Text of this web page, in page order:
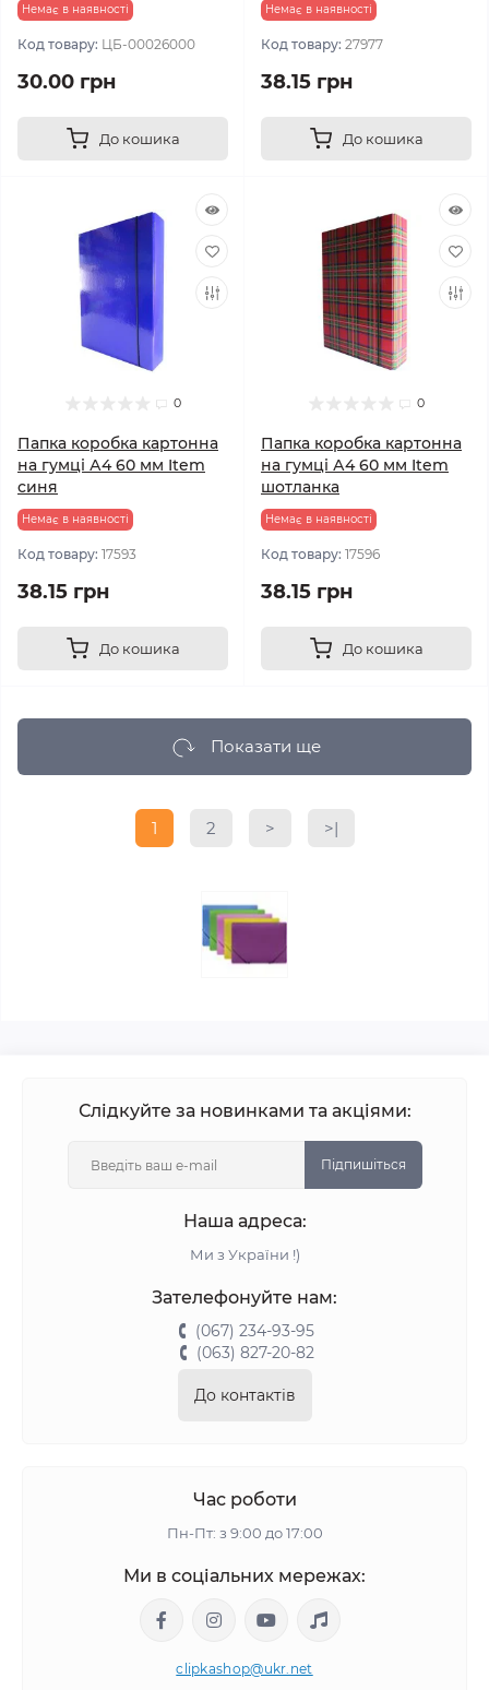
Немає в наявності
Код товару: ЦБ-00026000
30.00 грн
До кошика
Немає в наявності
Код товару: 27977
38.15 грн
До кошика
0
Папка коробка картонна
на гумці А4 60 мм Item
синя
Немає в наявності
Код товару: 17593
38.15 грн
До кошика
0
Папка коробка картонна
на гумці А4 60 мм Item
шотланка
Немає в наявності
Код товару: 17596
38.15 грн
До кошика
Показати ще
1 2 > >|
Слідкуйте за новинками та акціями:
Підпишіться
Наша адреса:
Ми з України !)
Зателефонуйте нам:
(067) 234-93-95
(063) 827-20-82
До контактів
Час роботи
Пн-Пт: з 9:00 до 17:00
Ми в соціальних мережах:
clipkashop@ukr.net